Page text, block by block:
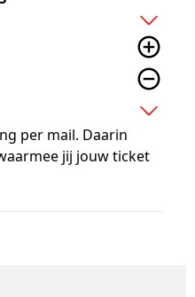
add
add_circle_outline
remove_circle_outline
expand_more
per mail. Daarin
jij jouw ticket